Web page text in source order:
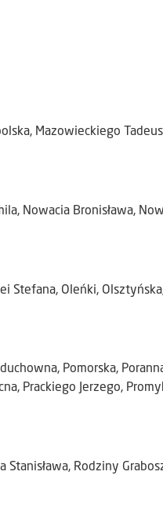
Mazowieckiego
Nowacia Bronisława,
Stefana, Oleńki,
Pomorska,
Prackiego Jerzego,
Stanisława, Rodziny